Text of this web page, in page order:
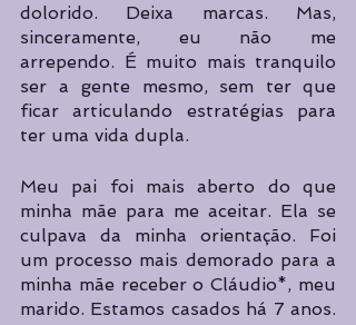
dolorido. Deixa marcas. Mas,
sinceramente, eu não me
arrependo. É muito mais tranquilo
ser a gente mesmo, sem ter que
ficar articulando estratégias para
ter uma vida dupla.
Meu pai foi mais aberto do que
minha mãe para me aceitar. Ela se
culpava da minha orientação. Foi
um processo mais demorado para a
minha mãe receber o Cláudio*, meu
marido. Estamos casados há 7 anos.